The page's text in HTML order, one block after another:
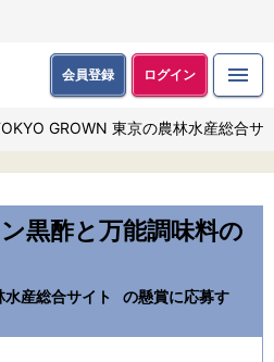
会員登録 ログイン
GROWN 東京の農林水産総合サ
黒酢と万能調味料の
産総合サイト
の懸賞に応募す